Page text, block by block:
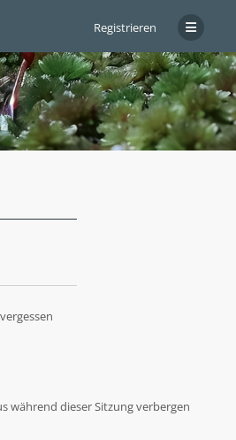
Registrieren
während dieser Sitzung verbergen